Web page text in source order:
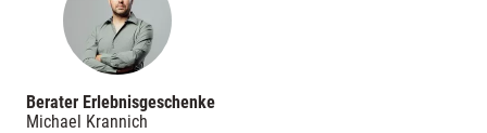
Berater Erlebnisgeschenke
Michael Krannich